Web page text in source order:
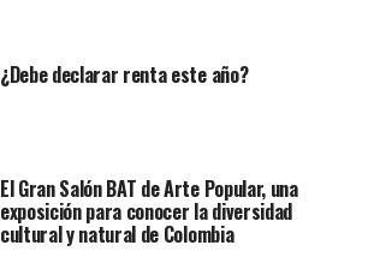
¿Debe declarar renta este año?
El Gran Salón BAT de Arte Popular, una
exposición para conocer la diversidad
cultural y natural de Colombia